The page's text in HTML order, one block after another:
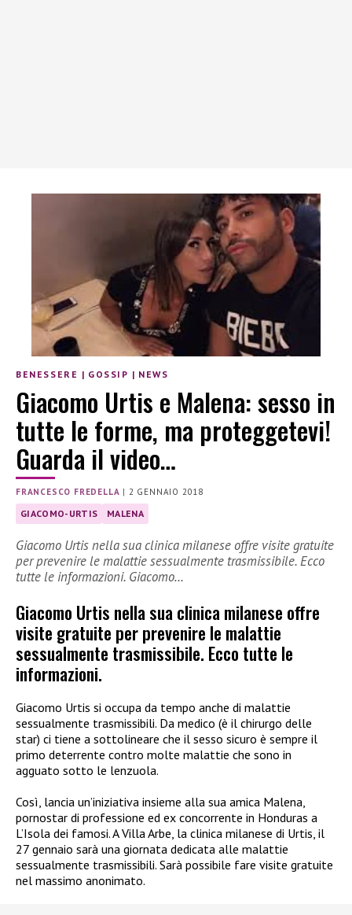
BENESSERE | GOSSIP | NEWS
Giacomo Urtis e Malena: sesso in
tutte le forme, ma proteggetevi!
Guarda il video…
FRANCESCO FREDELLA | 2 GENNAIO 2018
GIACOMO-URTIS MALENA
Giacomo Urtis nella sua clinica milanese offre visite gratuite
per prevenire le malattie sessualmente trasmissibile. Ecco
tutte le informazioni. Giacomo…
Giacomo Urtis nella sua clinica milanese offre
visite gratuite per prevenire le malattie
sessualmente trasmissibile. Ecco tutte le
informazioni.
Giacomo Urtis si occupa da tempo anche di malattie
sessualmente trasmissibili. Da medico (è il chirurgo delle
star) ci tiene a sottolineare che il sesso sicuro è sempre il
primo deterrente contro molte malattie che sono in
agguato sotto le lenzuola.
Così, lancia un’iniziativa insieme alla sua amica Malena,
pornostar di professione ed ex concorrente in Honduras a
L’Isola dei famosi. A Villa Arbe, la clinica milanese di Urtis, il
27 gennaio sarà una giornata dedicata alle malattie
sessualmente trasmissibili. Sarà possibile fare visite gratuite
nel massimo anonimato.